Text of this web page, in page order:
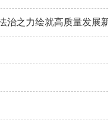
治之力绘就高质量发展